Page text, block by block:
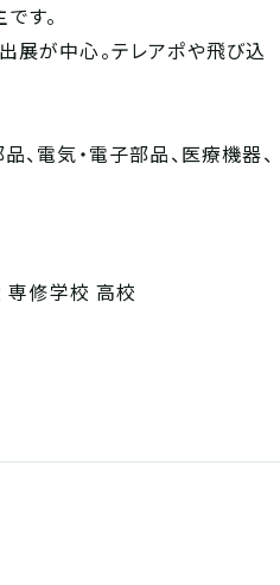
す。
展が中心。テレアポや飛び込
、電気・電子部品、医療機器、
専修学校 高校